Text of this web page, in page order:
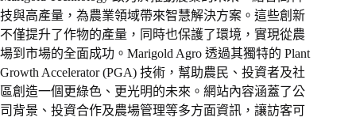
技與高產量，為農業領域帶來智慧解決方案。這些創新
不僅提升了作物的產量，同時也保護了環境，實現從農
場到市場的全面成功。Marigold Agro 透過其獨特的 Plant
Growth Accelerator (PGA) 技術，幫助農民、投資者及社
區創造一個更綠色、更光明的未來。網站內容涵蓋了公
司背景、投資合作及農場管理等多方面資訊，讓訪客可